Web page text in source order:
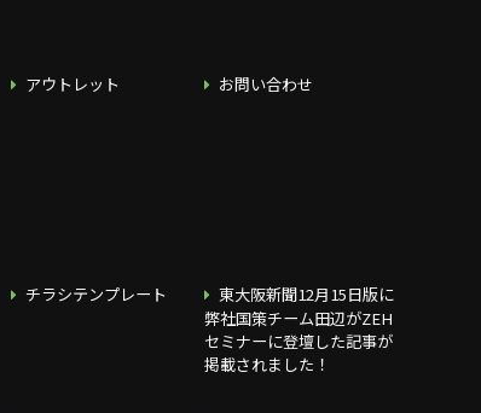
アウトレット お問い合わせ
チラシテンプレート
東大阪新聞12月15日版に
弊社国策チーム田辺がZEH
セミナーに登壇した記事が
掲載されました！